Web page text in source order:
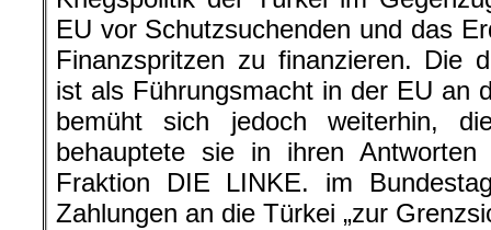
EU vor Schutzsuchenden und das
Finanzspritzen zu finanzieren. Die
ist als Führungsmacht in der EU an
bemüht sich jedoch weiterhin,
behauptete sie in ihren
Fraktion DIE LINKE. im
Zahlungen an die Türkei „zur